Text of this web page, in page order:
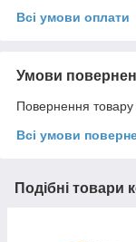
Всі умови оплати
Умови
Повернення
Всі умови
Подібні товари